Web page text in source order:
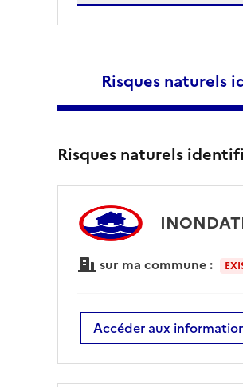
Risques naturels
Risques naturels
sur ma commune :
Accéder aux